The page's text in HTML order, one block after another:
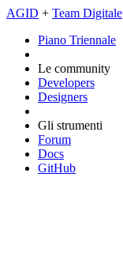
AGID + Team Digitale
Piano Triennale
Le community
Developers
Designers
Gli strumenti
Forum
Docs
GitHub